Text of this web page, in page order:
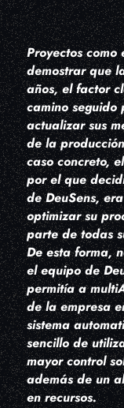
Proyectos
demostrar que
años, el factor
camino seguido
actualizar sus
de la
caso concreto,
por el que
de DeuSens,
optimizar su
parte de todas
De esta forma,
el equipo de
permitía a
de la empresa
sistema
sencillo de
mayor control
además de un
en recursos.